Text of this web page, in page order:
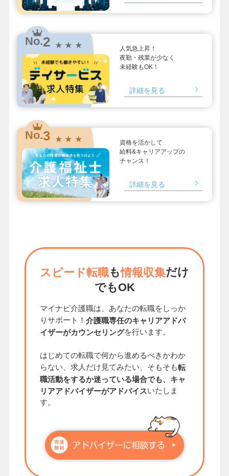
No.2 ★ ★ ★
人気急上昇！
夜勤・残業が少なく
未経験もOK！
詳細を見る
No.3 ★ ★ ★
資格を活かして
給料&キャリアアップの
チャンス！
詳細を見る
スピード転職も情報収集だけ
でもOK
マイナビ介護職は、あなたの転職をしっか
りサポート！ 介護職専任のキャリアアドバ
イザーがカウンセリングを行います。
はじめての転職で何から進めるべきかわか
らない、求人だけ見てみたい、そもそも転
職活動をするか迷っている場合でも、キャ
リアアドバイザーがアドバイスいたしま
す。